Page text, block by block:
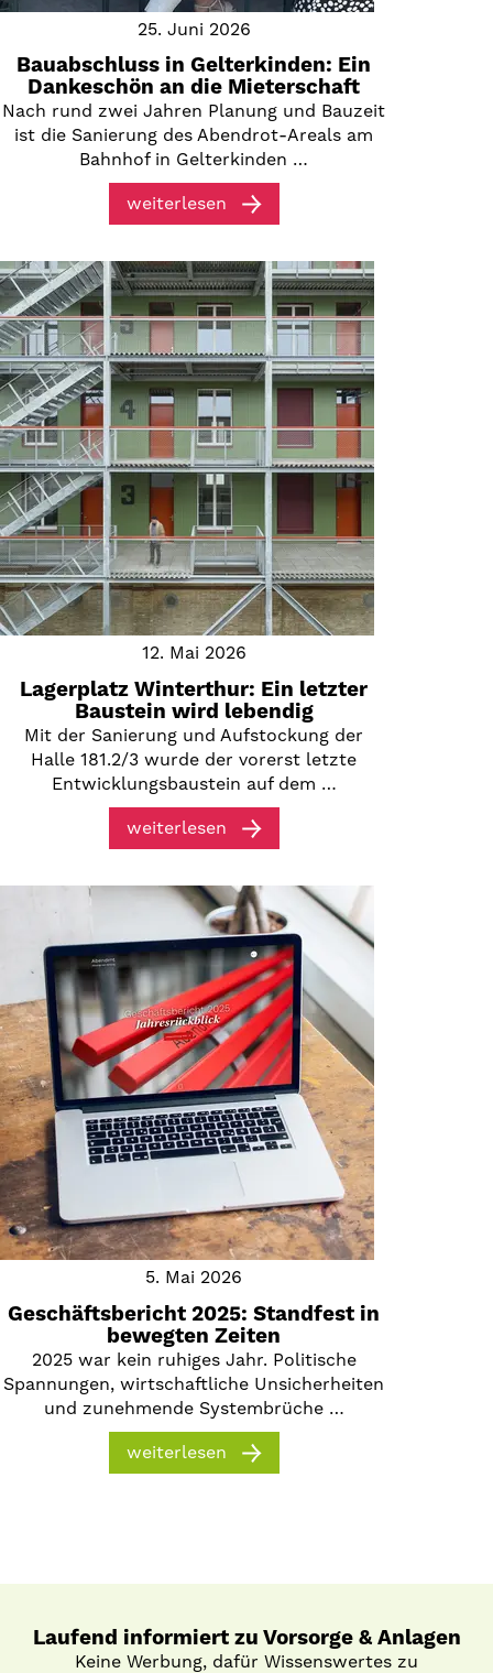
25. Juni 2026
Bauabschluss in Gelterkinden: Ein
Dankeschön an die Mieterschaft
Nach rund zwei Jahren Planung und Bauzeit
ist die Sanierung des Abendrot-Areals am
Bahnhof in Gelterkinden …
weiterlesen
12. Mai 2026
Lagerplatz Winterthur: Ein letzter
Baustein wird lebendig
Mit der Sanierung und Aufstockung der
Halle 181.2/3 wurde der vorerst letzte
Entwicklungsbaustein auf dem …
weiterlesen
5. Mai 2026
Geschäftsbericht 2025: Standfest in
bewegten Zeiten
2025 war kein ruhiges Jahr. Politische
Spannungen, wirtschaftliche Unsicherheiten
und zunehmende Systembrüche …
weiterlesen
Laufend informiert zu Vorsorge & Anlagen
Keine Werbung, dafür Wissenswertes zu